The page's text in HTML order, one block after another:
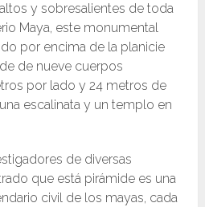
y sobresalientes de toda
Maya, este monumental
por encima de la planicie
de nueve cuerpos
por lado y 24 metros de
escalinata y un templo en
de diversas
que está pirámide es una
civil de los mayas, cada